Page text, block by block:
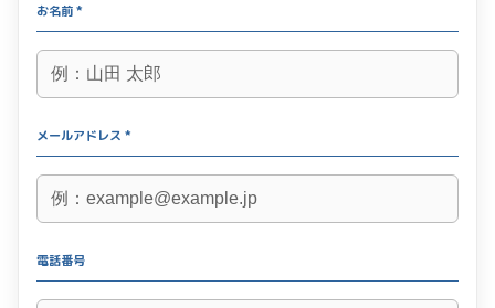
お名前 *
メールアドレス *
電話番号